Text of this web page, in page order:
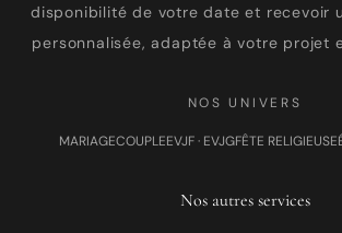
disponibilité de votre date et recevoir
personnalisée, adaptée à votre projet
NOS UNIVERS
MARIAGECOUPLEEVJF · EVJGFÊTE RELIGIEUSE
Nos autres services